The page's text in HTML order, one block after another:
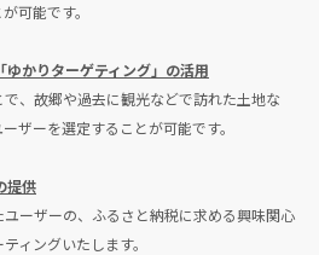
可能です。
かりターゲティング」の活用
、故郷や過去に観光などで訪れた土地な
ザーを選定することが可能です。
提供
ーザーの、ふるさと納税に求める興味関心
ィングいたします。